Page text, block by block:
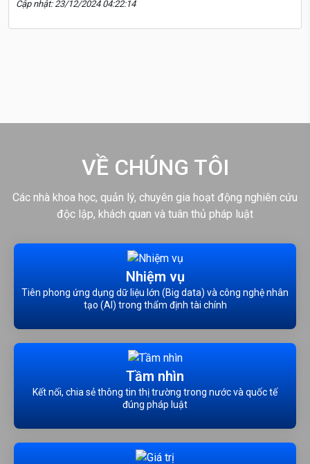
Cập nhật: 23/12/2024 04:22:14
VỀ CHÚNG TÔI
Các nhà khoa học, quản lý, chuyên gia hoạt động nghiên cứu
độc lập, khách quan và tuân thủ pháp luật
Nhiệm vụ
Tiên phong ứng dụng dữ liệu lớn (Big data) và công nghệ nhân
tạo (AI) trong thẩm định tài chính
Tầm nhìn
Kết nối, chia sẻ thông tin thị trường trong nước và quốc tế
đúng pháp luật